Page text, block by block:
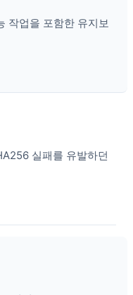
작업을 포함한 유지보
실패를 유발하던